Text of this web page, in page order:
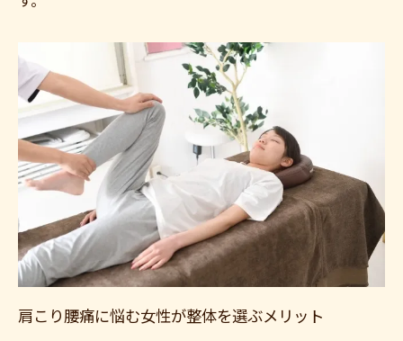
肩こり腰痛に悩む女性が整体を選ぶメリット